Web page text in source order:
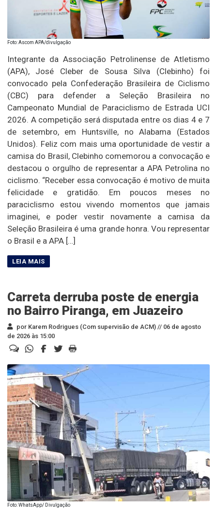
Foto: Ascom APA/divulgação
Integrante da Associação Petrolinense de Atletismo
(APA), José Cleber de Sousa Silva (Clebinho) foi
convocado pela Confederação Brasileira de Ciclismo
(CBC) para defender a Seleção Brasileira no
Campeonato Mundial de Paraciclismo de Estrada UCI
2026. A competição será disputada entre os dias 4 e 7
de setembro, em Huntsville, no Alabama (Estados
Unidos). Feliz com mais uma oportunidade de vestir a
camisa do Brasil, Clebinho comemorou a convocação e
destacou o orgulho de representar a APA Petrolina no
ciclismo. “Receber essa convocação é motivo de muita
felicidade e gratidão. Em poucos meses no
paraciclismo estou vivendo momentos que jamais
imaginei, e poder vestir novamente a camisa da
Seleção Brasileira é uma grande honra. Vou representar
o Brasil e a APA […]
Carreta derruba poste de energia
no Bairro Piranga, em Juazeiro
por Karem Rodrigues (Com supervisão de ACM) // 06 de agosto
de 2026 às 15:00
Foto: WhatsApp/ Divulgação